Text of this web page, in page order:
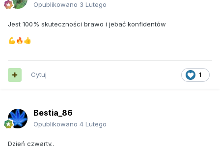
Opublikowano 3 Lutego
Jest 100% skuteczności brawo i jebać konfidentów
💪 🔥👍
1
Cytuj
Bestia_86
Opublikowano 4 Lutego
Dzień czwarty..